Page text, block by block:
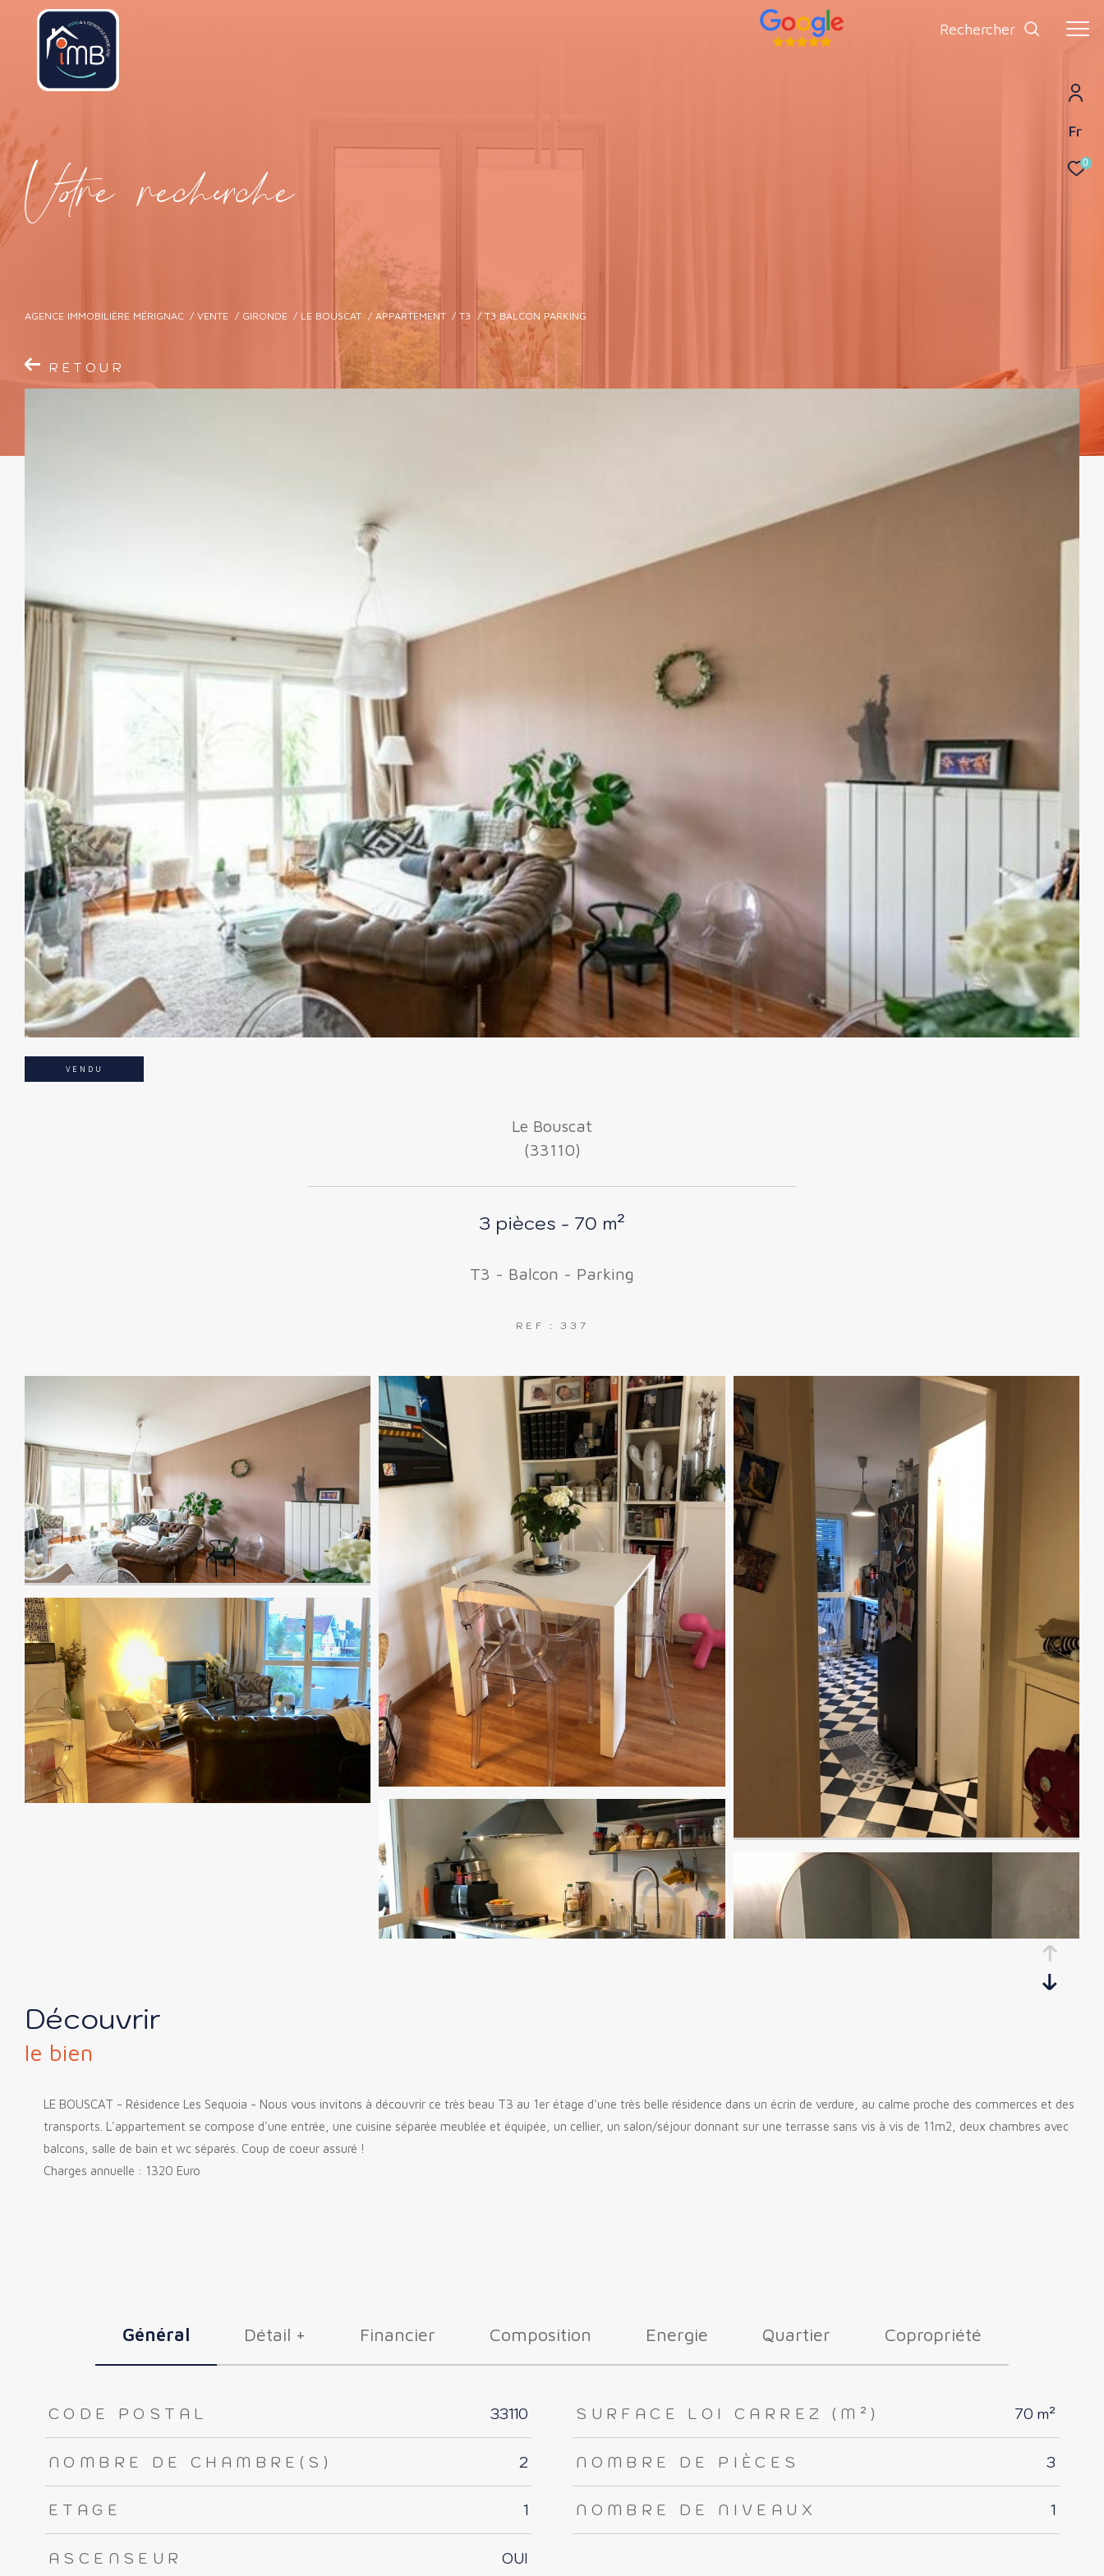
Fr
0
rechercher
Vore recece
AGENCE IMMOBILIÈRE MÉRIGNAC VENTE GIRONDE LE BOUSCAT APPARTEMENT T3 T3 BALCON PARKING
RETOUR
VENDU
Le Bouscat
(33110)
3 pièces - 70 m²
T3 - Balcon - Parking
REF : 337
découvrir
le bien
LE BOUSCAT - Résidence Les Sequoia - Nous vous invitons à découvrir ce très beau T3 au 1er étage d'une très belle résidence dans un écrin de verdure, au calme proche des commerces et des
transports. L'appartement se compose d'une entrée, une cuisine séparée meublée et équipée, un cellier, un salon/séjour donnant sur une terrasse sans vis à vis de 11m2, deux chambres avec
balcons, salle de bain et wc séparés. Coup de coeur assuré !
Charges annuelle : 1320 Euro
Général Détail + Financier Composition Energie Quartier Copropriété
TRAD_ZEPHYR_Caracteristique
CODE POSTAL 33110 SURFACE LOI CARREZ (M²) 70 m²
NOMBRE DE CHAMBRE(S) 2 NOMBRE DE PIÈCES 3
ETAGE 1 NOMBRE DE NIVEAUX 1
ASCENSEUR OUI